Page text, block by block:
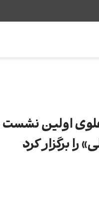
اولین
را برگزار کرد